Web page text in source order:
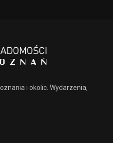
i okolic. Wydarzenia,